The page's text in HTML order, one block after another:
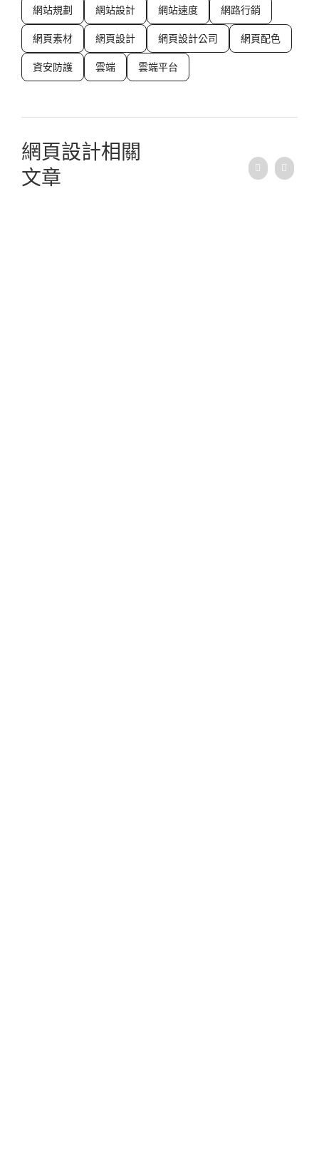
網站規劃 網站設計 網站速度 網路行銷
網頁素材 網頁設計 網頁設計公司 網頁配色
資安防護 雲端 雲端平台
網頁設計相關
文章